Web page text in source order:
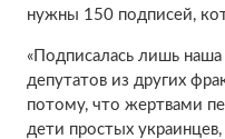
нужны 150 подписей,
«Подписалась лишь
депутатов из других
потому, что жертвами
дети простых